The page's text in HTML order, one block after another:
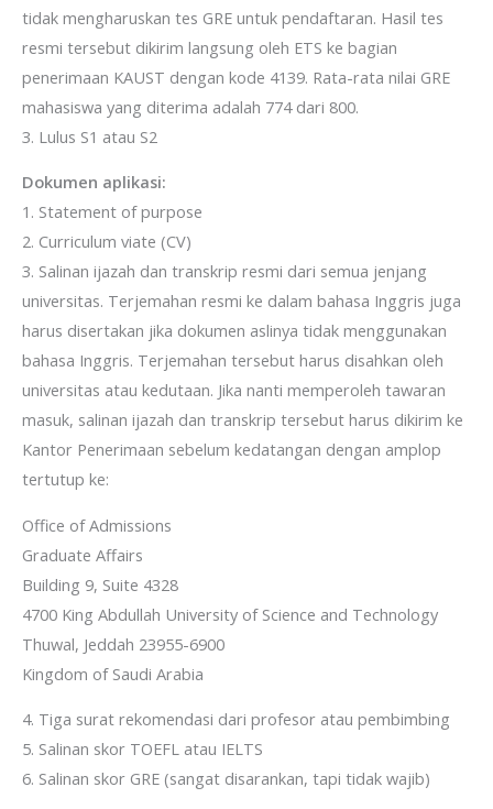
tidak mengharuskan tes GRE untuk pendaftaran. Hasil tes
resmi tersebut dikirim langsung oleh ETS ke bagian
penerimaan KAUST dengan kode 4139. Rata-rata nilai GRE
mahasiswa yang diterima adalah 774 dari 800.
3. Lulus S1 atau S2
Dokumen aplikasi:
1. Statement of purpose
2. Curriculum viate (CV)
3. Salinan ijazah dan transkrip resmi dari semua jenjang
universitas. Terjemahan resmi ke dalam bahasa Inggris juga
harus disertakan jika dokumen aslinya tidak menggunakan
bahasa Inggris. Terjemahan tersebut harus disahkan oleh
universitas atau kedutaan. Jika nanti memperoleh tawaran
masuk, salinan ijazah dan transkrip tersebut harus dikirim ke
Kantor Penerimaan sebelum kedatangan dengan amplop
tertutup ke:
Office of Admissions
Graduate Affairs
Building 9, Suite 4328
4700 King Abdullah University of Science and Technology
Thuwal, Jeddah 23955-6900
Kingdom of Saudi Arabia
4. Tiga surat rekomendasi dari profesor atau pembimbing
5. Salinan skor TOEFL atau IELTS
6. Salinan skor GRE (sangat disarankan, tapi tidak wajib)